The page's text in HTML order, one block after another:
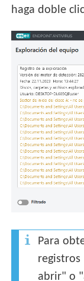
haga doble
Para
abrir" o